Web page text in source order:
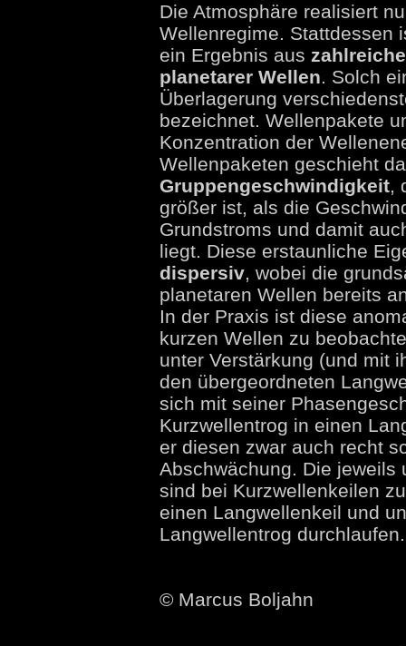
Die Atmosphäre realisiert
Wellenregime. Stattdessen
ein Ergebnis aus
planetarer Wellen. Solch
Überlagerung
bezeichnet. Wellenpakete
Konzentration der
Wellenpaketen geschieht
Gruppengeschwindigkeit,
größer ist, als die
Grundstroms und damit
liegt. Diese erstaunliche
dispersiv, wobei die
planetaren Wellen bereits
In der Praxis ist diese
kurzen Wellen zu
unter Verstärkung (und mit
den übergeordneten
sich mit seiner
Kurzwellentrog in einen
er diesen zwar auch recht
Abschwächung. Die jeweils
sind bei Kurzwellenkeilen
einen Langwellenkeil und
Langwellentrog durchlaufen.
© Marcus Boljahn